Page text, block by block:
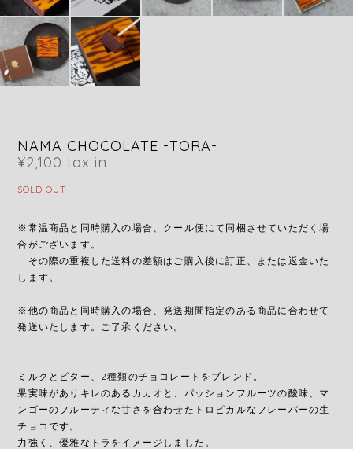
NAMA CHOCOLATE -TORA-
¥2,100 tax in
SOLD OUT
※常温商品と同時購入の場合、クール便にて同梱させていただく場
合がございます。
その際の重複した送料の差額はご購入後に訂正、または返金いた
します。
※他の商品と同時購入の場合、発送期間指定のある商品に合わせて
発送いたします。ご了承ください。
ミルクとビター、2種類のチョコレートをブレンド。
果実味がありキレのあるカカオと、パッションフルーツの酸味、マ
ンゴーのフルーティな甘さを合わせたトロピカルなフレーバーの生
チョコです。
力強く、優雅なトラをイメージしました。